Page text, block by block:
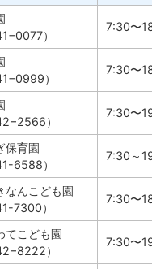
）
7:30〜
）
7:30〜
）
7:30〜
保育園
6588）
7:30～
なんこども園
7300）
7:30〜
てこども園
）
7:30〜